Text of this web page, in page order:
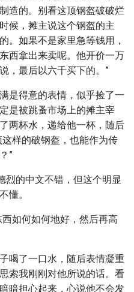
造的。别看这顶钢盔破破烂
候，摊主说这个钢盔的主
。如果不是家里急等钱用，
西拿出来卖呢。他开价一万
，最后以六千买下的。”
是得意的表情，似乎捡了一
是被跳蚤市场上的摊主宰
两杯水，递给他一杯，随后
样的破钢盔，也能作为传
”
烈的中文不错，但这个明显
懂。
如何如何地好，然后再高
喝了一口水，随后表情凝重
索我刚刚对他所说的话。看
暗担心起来，心说他不会发